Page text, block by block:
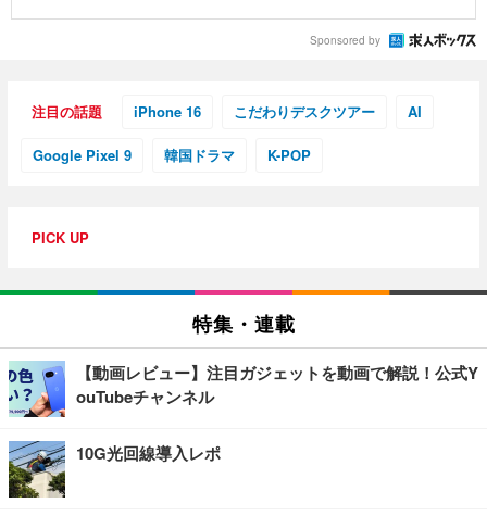
Sponsored by
注目の話題 iPhone 16 こだわりデスクツアー AI
Google Pixel 9 韓国ドラマ K-POP
PICK UP
特集・連載
【動画レビュー】注目ガジェットを動画で解説！公式Y
ouTubeチャンネル
10G光回線導入レポ